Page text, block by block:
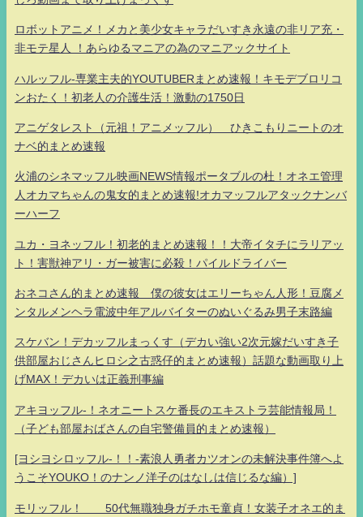
ロボットアニメ！メカと美少女キャラだいすき永遠の非リア充・
非モテ星人 ！あらゆるマニアの為のマニアックサイト
ハルッフル-専業主夫的YOUTUBERまとめ速報！キモデブロリコ
ンおたく！初老人の介護生活！激動の1750日
アニゲタレスト（元祖！アニメッフル） ひきこもりニートのオ
ナベ的まとめ速報
火浦のシネマッフル映画NEWS情報ポータブルの杜！オネエ管理
人オカマちゃんの鬼女的まとめ速報!オカマッフルアタックナンバ
ーハーフ
ユカ・ヨネッフル！初老的まとめ速報！！大帝イタチにラリアッ
ト！害獣神アリ・ガー被害に必殺！パイルドライバー
おネコさん的まとめ速報 僕の彼女はエリーちゃん人形！豆腐メ
ンタルメンヘラ電波中年アルバイターのぬいぐるみ男子末路編
スケバン！デカッフルまっくす（デカい強い2次元嫁だいすき子
供部屋おじさんヒロシ之古惑仔的まとめ速報）話題な動画取り上
げMAX！デカいは正義刑事編
アキヨッフル-！ネオニートスケ番長のエキストラ芸能情報局！
（子ども部屋おばさんの自宅警備員的まとめ速報）
[ヨシヨシロッフル-！！-素浪人勇者カツオンの未解決事件簿へよ
うこそYOUKO！のナンノ洋子のはなしは信じるな編）]
モリッフル！ 50代無職独身ガチホモ童貞！女装子オネエ的ま